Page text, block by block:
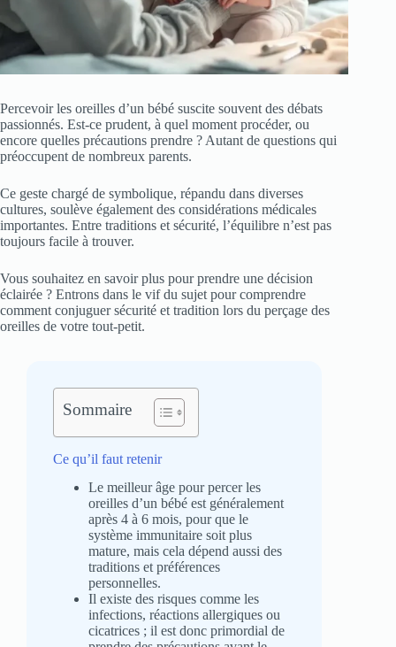
Percevoir les oreilles d’un bébé suscite souvent des débats
passionnés. Est-ce prudent, à quel moment procéder, ou
encore quelles précautions prendre ? Autant de questions qui
préoccupent de nombreux parents.
Ce geste chargé de symbolique, répandu dans diverses
cultures, soulève également des considérations médicales
importantes. Entre traditions et sécurité, l’équilibre n’est pas
toujours facile à trouver.
Vous souhaitez en savoir plus pour prendre une décision
éclairée ? Entrons dans le vif du sujet pour comprendre
comment conjuguer sécurité et tradition lors du perçage des
oreilles de votre tout-petit.
Sommaire
Ce qu’il faut retenir
Le meilleur âge pour percer les
oreilles d’un bébé est généralement
après 4 à 6 mois, pour que le
système immunitaire soit plus
mature, mais cela dépend aussi des
traditions et préférences
personnelles.
Il existe des risques comme les
infections, réactions allergiques ou
cicatrices ; il est donc primordial de